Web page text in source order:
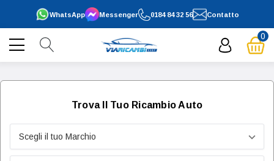
0184 84 32 56
WhatsApp Contatto
Messenger
0
Trova Il Tuo Ricambio Auto